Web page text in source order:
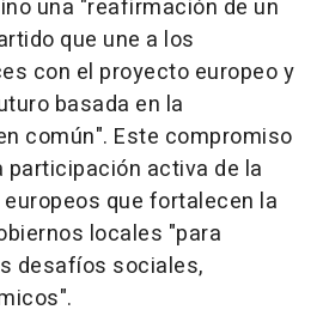
una "reafirmación de un
que une a los
con el proyecto europeo y
basada en la
común". Este compromiso
activa de la
que fortalecen la
locales "para
desafíos sociales,